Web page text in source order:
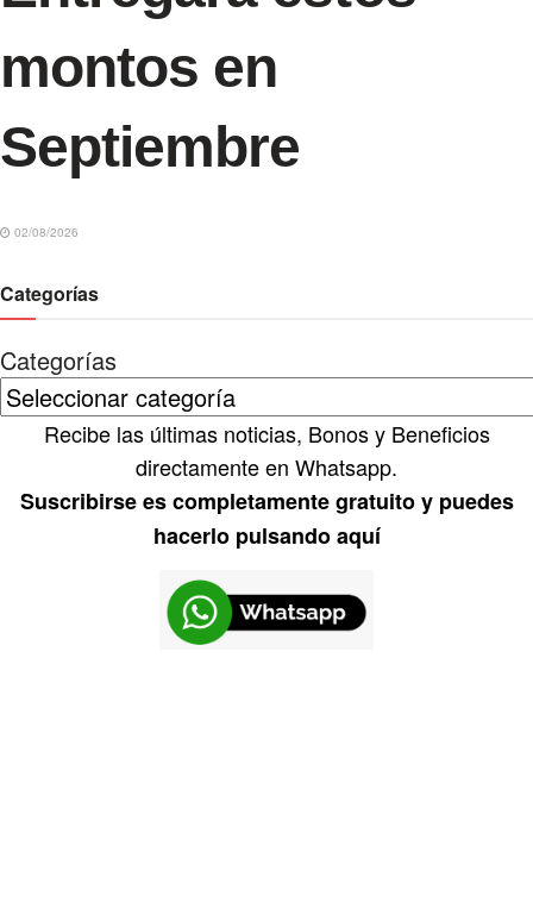
montos en
Septiembre
02/08/2026
Categorías
Categorías
Recibe las últimas noticias, Bonos y Beneficios
directamente en Whatsapp.
Suscribirse es completamente gratuito y puedes
hacerlo pulsando aquí